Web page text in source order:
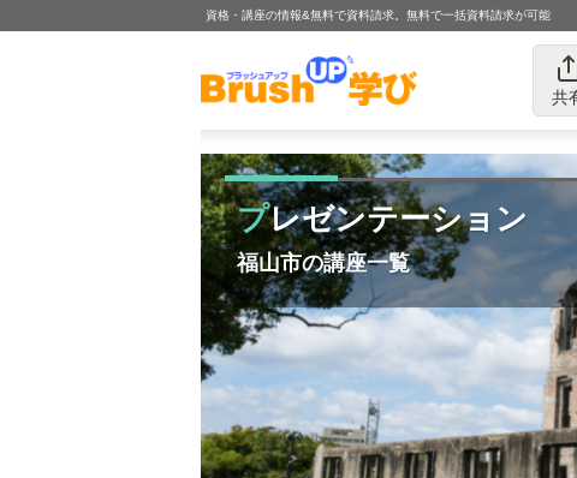
資格・講座の情報&無料で資料請求。無料で一括資料請求が可能
共
プレゼンテーション
福山市の講座一覧